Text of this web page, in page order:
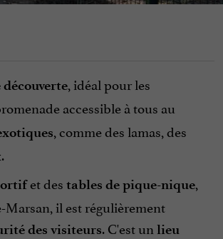
découverte, idéal pour les
accessible à tous au
, comme des lamas, des
et des tables de pique-nique,
il est régulièrement
des visiteurs. C'est un lieu